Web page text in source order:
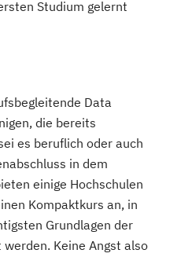
Studium gelernt
Data
die bereits
es beruflich oder auch
in dem
einige Hochschulen
Kompaktkurs an, in
Grundlagen der
Keine Angst also